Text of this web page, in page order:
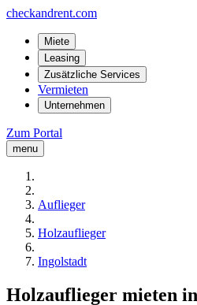
checkandrent.com
Miete
Leasing
Zusätzliche Services
Vermieten
Unternehmen
Zum Portal
menu
Auflieger
Holzauflieger
Ingolstadt
Holzauflieger mieten